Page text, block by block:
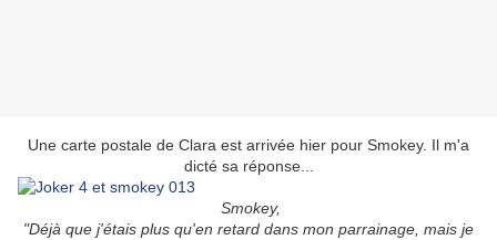
Une carte postale de Clara est arrivée hier pour Smokey. Il m'a
dicté sa réponse...
Smokey,
"Déjà que j'étais plus qu'en retard dans mon parrainage, mais je